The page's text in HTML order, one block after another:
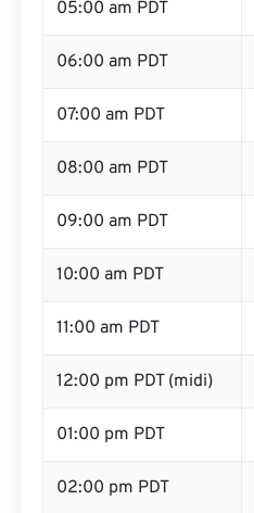
05:00 am PDT
06:00 am PDT
07:00 am PDT
08:00 am PDT
09:00 am PDT
10:00 am PDT
11:00 am PDT
12:00 pm PDT (midi)
01:00 pm PDT
02:00 pm PDT